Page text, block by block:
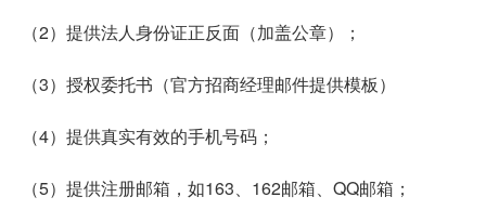
（2）提供法人身份证正反面（加盖公章）；
（3）授权委托书（官方招商经理邮件提供模板）
（4）提供真实有效的手机号码；
（5）提供注册邮箱，如163、162邮箱、QQ邮箱；